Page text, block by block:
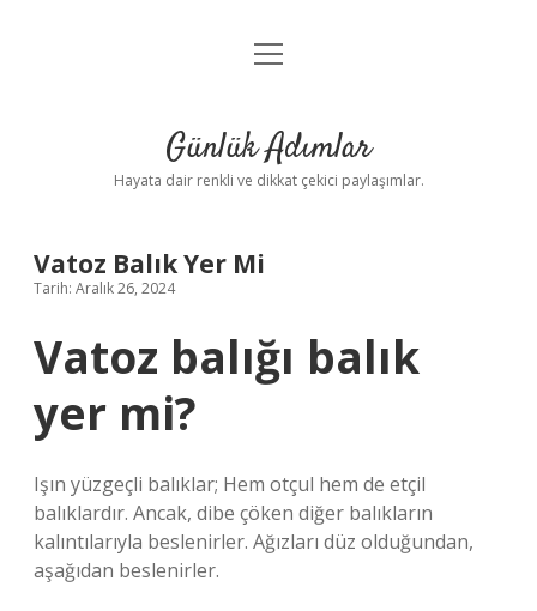
Anasayfa
Yasal Uyarı
menüyü
Günlük Adımlar
Hayata dair renkli ve dikkat çekici paylaşımlar.
Vatoz Balık Yer Mi
Tarih: Aralık 26, 2024
Vatoz balığı balık
yer mi?
Işın yüzgeçli balıklar; Hem otçul hem de etçil
balıklardır. Ancak, dibe çöken diğer balıkların
kalıntılarıyla beslenirler. Ağızları düz olduğundan,
aşağıdan beslenirler.